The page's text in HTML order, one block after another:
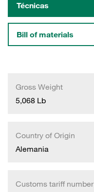
Técnicas
Bill of materials
Gross Weight
5,068 Lb
Country of Origin
Alemania
Customs tariff number